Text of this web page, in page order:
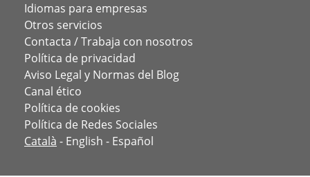
Idiomas para empresas
Otros servicios
Contacta / Trabaja con nosotros
Política de privacidad
Aviso Legal y Normas del Blog
Canal ético
Política de cookies
Política de Redes Sociales
Català - English - Español